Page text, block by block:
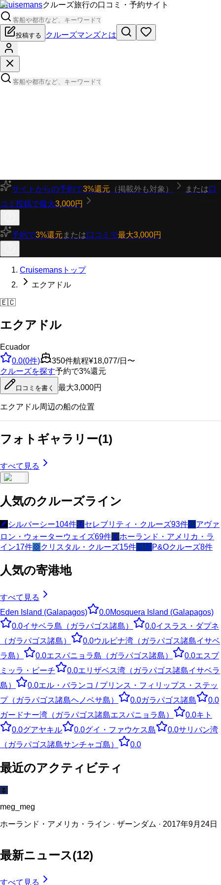
Cruisemansクルーズ旅行の口コミ・予約サイト
投稿する クルーズマンズとは
サイトからの予約で3%還元 （掲載外も対象） または口
コミ投稿で最大3,000円
予約で3%還元 または口コミで最大3,000円
Cruisemansトップ
エクアドル
🇪🇨
エクアドル
Ecuador
0.0(0件) 350件航程¥18,077/日〜
クルーズを探す予約で3%還元
口コミを書く 最大3,000円
エクアドル周辺の船の位置
フォトギャラリー(1)
すべて見る
人気のクルーズライン
🪶 シルバーシー104件🦋セレブリティ・クルーズ93件🪟 アヴァ
ロン・ウォーターウェイズ69件🌷 ホーランド・アメリカ・ラ
イン17件💠 クリスタル・クルーズ15件🇬🇧P&Oクルーズ8件
人気の寄港地
すべて見る
Eden Island (Galapagos)
0.0Mosquera Island (Galapagos)
0.0イサベラ島（ガラパゴス諸島） 0.0イスラス・ダプネ
（ガラパゴス諸島）
0.0ウルビナ湾（ガラパゴス諸島イサベ
ラ島）
0.0エスパニョラ島（ガラパゴス諸島） 0.0エスプ
ミッラ・ビーチ
0.0エリザベス湾（ガラパゴス諸島イサベラ
島）
0.0エル・バランコ / プリンス・フィリップス・ステッ
プ（ガラパゴス諸島ヘノベサ島）
0.0ガラパゴス諸島
0.0
ガードナー湾（ガラパゴス諸島エスパニョラ島）
0.0キト
0.0グアヤキル 0.0グイ・ファウケス島 0.0サリバン湾
（ガラパゴス諸島サンチャゴ島）
0.0
最近のアクティビティ
🌷
meg_meg
ホーランド・アメリカ・ライン · ザーンダム · 2017年9月24日
最新ニュース(12)
すべて見る